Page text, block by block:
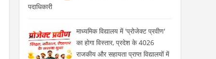
पदाधिकारी
माध्यमिक विद्यालय में 'प्रोजेक्ट प्रवीण'
का होगा विस्तार, प्रदेश के 4026
राजकीय और सहायता प्राप्त विद्यालयों में